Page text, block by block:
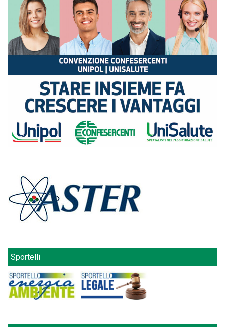
Sportelli